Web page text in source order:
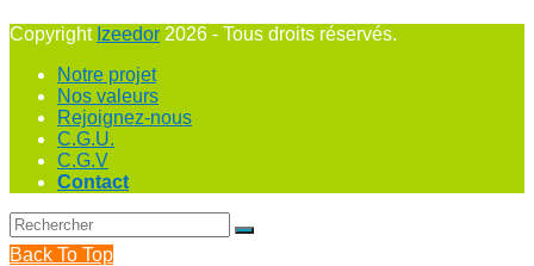
Copyright Izeedor 2026 - Tous droits réservés.
Notre projet
Nos valeurs
Rejoignez-nous
C.G.U.
C.G.V
Contact
Back To Top